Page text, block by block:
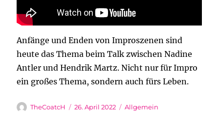
Anfänge und Enden von Improszenen sind
heute das Thema beim Talk zwischen Nadine
Antler und Hendrik Martz. Nicht nur für Impro
ein großes Thema, sondern auch fürs Leben.
Autor
TheCoatcH
Veröffentlicht
26. April 2022 Kategorien
Allgemein